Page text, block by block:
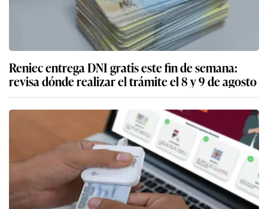
Reniec entrega DNI gratis este fin de semana:
revisa dónde realizar el trámite el 8 y 9 de agosto